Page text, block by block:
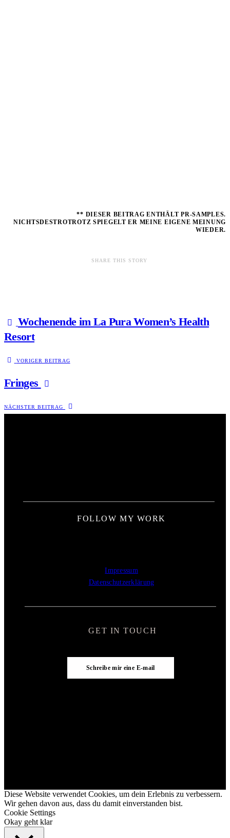
** DIESER BEITRAG ENTHÄLT PR-SAMPLES.
NICHTSDESTROTROTZ SPIEGELT ER MEINE EIGENE MEINUNG
WIEDER.
SHARE THIS STORY
Wochenende im La Pura Women’s Health
Resort
VORIGER BEITRAG
Fringes
NÄCHSTER BEITRAG
FOLLOW MY WORK
GET IN TOUCH
Schreibe mir eine E-mail
Impressum
Datenschutzerklärung
Diese Website verwendet Cookies, um dein Erlebnis zu verbessern.
Wir gehen davon aus, dass du damit einverstanden bist.
Cookie Settings
Okay geht klar